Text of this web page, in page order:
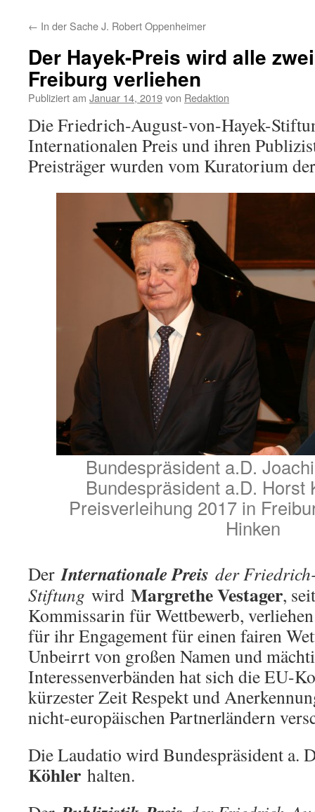
← In der Sache J. Robert Oppenheimer
Der Hayek-Preis wird alle
Freiburg verliehen
Publiziert am Januar 14, 2019von Redaktion
Die Friedrich-August-von-Hayek-
Internationalen Preis und ihren
Preisträger wurden vom Kuratorium
Bundespräsident a.D.
Bundespräsident a.D. Horst
Preisverleihung 2017 in
Hinken
DerInternationale Preis der
Stiftung wird Margrethe Vestager,
Kommissarin für Wettbewerb,
für ihr Engagement für einen fairen
Unbeirrt von großen Namen und
Interessenverbänden hat sich die EU-
kürzester Zeit Respekt und
nicht-europäischen Partnerländern
Die Laudatio wird Bundespräsident a.
Köhler halten.